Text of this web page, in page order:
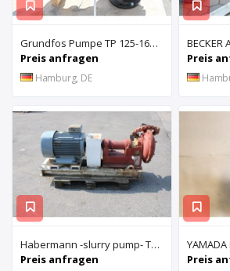
Grundfos Pumpe TP 125-160/4 A-F-A-BAQE
Preis anfragen
Hamburg, DE
Preis
Habermann -slurry pump- Typ: RPL 54/71
Preis anfragen
Preis